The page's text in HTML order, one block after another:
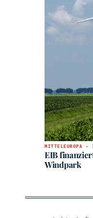
MITTELEUROPA
EIB
Windpark